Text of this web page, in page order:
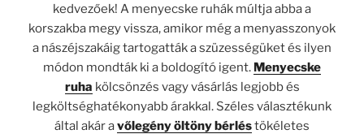
kedvezőek! A menyecske ruhák múltja abba a
korszakba megy vissza, amikor még a menyasszonyok
a nászéjszakáig tartogatták a szüzességüket és ilyen
módon mondták ki a boldogító igent. Menyecske
ruha kölcsönzés vagy vásárlás legjobb és
legköltséghatékonyabb árakkal. Széles választékunk
által akár avőlegény öltöny bérléstökéletes